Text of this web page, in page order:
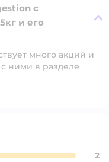
с
и его
много акций и
ними в разделе
2